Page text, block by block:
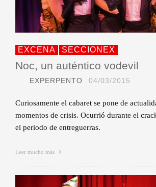
EXCENA SECCIONEX
Noc, un auténtico vodevil
EXPERPENTO 04/03/2015
Curiosamente el cabaret se pone de
momentos de crisis. Ocurrió durante el
el periodo de entreguerras.
Leer mucho más